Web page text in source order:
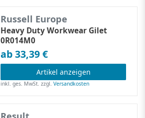
Russell Europe
Heavy Duty Workwear Gilet
0R014M0
ab 33,39 €
Artikel anzeigen
inkl. ges. MwSt. zzgl.Versandkosten